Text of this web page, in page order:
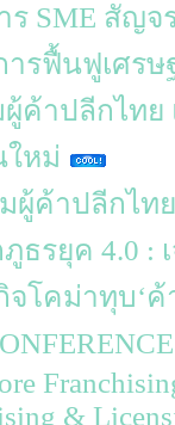
ร SME สัญจ
ารฟื้นฟูเศร
ค้าปลีกไทย
ใหม่
ผู้ค้าปลีกไท
ธรยุค 4.0 :
จโคม่าทุบ‘
&